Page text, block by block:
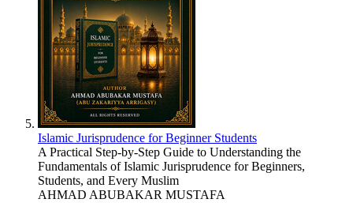
Islamic Jurisprudence for Beginner Students
A Practical Step-by-Step Guide to Understanding the
Fundamentals of Islamic Jurisprudence for Beginners,
Students, and Every Muslim
AHMAD ABUBAKAR MUSTAFA